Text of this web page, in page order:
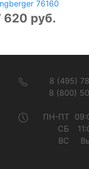
76160
620 руб.
8 (495)
8 (800)
ПН-ПТ
СБ
ВС